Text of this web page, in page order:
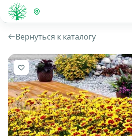
Вернуться к каталогу